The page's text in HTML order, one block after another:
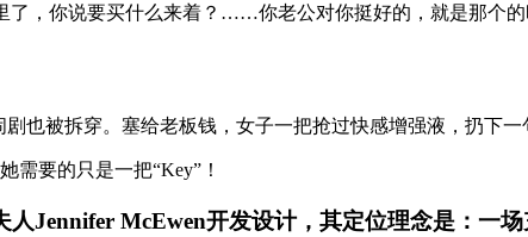
，你说要买什么来着？……你老公对你挺好的，就是那个
也被拆穿。塞给老板钱，女子一把抢过快感增强液，扔下
需要的只是一把“Key”！
Jennifer McEwen开发设计，其定位理念是：一